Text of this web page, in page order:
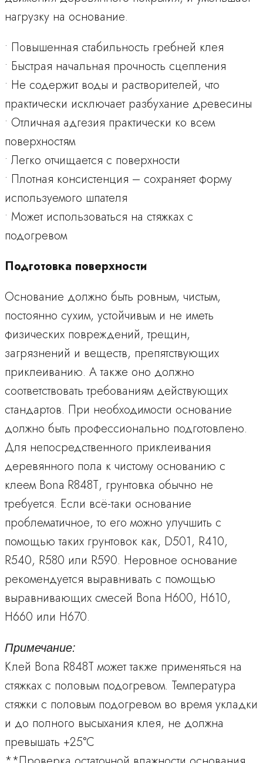
нагрузку на основание.
• Повышенная стабильность гребней клея
• Быстрая начальная прочность сцепления
• Не содержит воды и растворителей, что
практически исключает разбухание древесины
• Отличная адгезия практически ко всем
поверхностям
• Легко отчищается с поверхности
• Плотная консистенция – сохраняет форму
используемого шпателя
• Может использоваться на стяжках с
подогревом
Подготовка поверхности
Основание должно быть ровным, чистым,
постоянно сухим, устойчивым и не иметь
физических повреждений, трещин,
загрязнений и веществ, препятствующих
приклеиванию. А также оно должно
соответствовать требованиям действующих
стандартов. При необходимости основание
должно быть профессионально подготовлено.
Для непосредственного приклеивания
деревянного пола к чистому основанию с
клеем Bona R848Т, грунтовка обычно не
требуется. Если всё-таки основание
проблематичное, то его можно улучшить с
помощью таких грунтовок как, D501, R410,
R540, R580 или R590. Неровное основание
рекомендуется выравнивать с помощью
выравнивающих смесей Bona H600, H610,
H660 или H670.
Примечание:
Клей Bona R848Т может также применяться на
стяжках с половым подогревом. Температура
стяжки с половым подогревом во время укладки
и до полного высыхания клея, не должна
превышать +25°С